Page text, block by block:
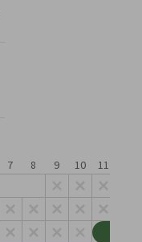
7 8 9 10 11